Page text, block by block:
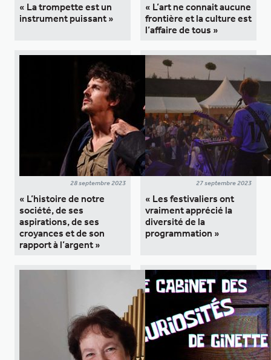
« La trompette est un
instrument puissant »
« L’art ne connait aucune
frontière et la culture est
l’affaire de tous »
28 septembre 2023
« L’histoire de notre
société, de ses
aspirations, de ses
croyances et de son
rapport à l’argent »
27 septembre 2023
« Les festivaliers ont
vraiment apprécié la
diversité de la
programmation »